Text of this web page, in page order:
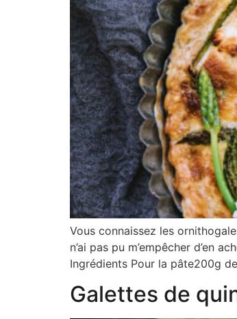
Vous connaissez les
n’ai pas pu m’empêcher d’en
Ingrédients Pour la pâte200g
Galettes de